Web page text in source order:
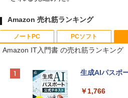
Amazon 売れ筋ランキング
ノートPC
Apple 2026
e Intelligence
PCソフト
Robloxギフト
インゲームコ
Amazon IT入門書 の売れ筋ランキング
生成AIパスポ
￥1,766